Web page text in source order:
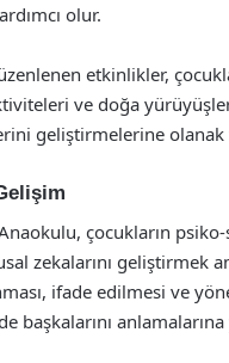
olur.
etkinlikler,
ve doğa
geliştirmelerine olanak
çocukların
zekalarını geliştirmek
ifade edilmesi ve
başkalarını anlamalarına